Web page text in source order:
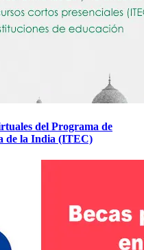
del Programa de
de la India (ITEC)